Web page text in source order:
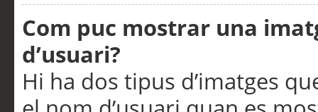
Com puc mostrar una
d’usuari?
Hi ha dos tipus d’imatges